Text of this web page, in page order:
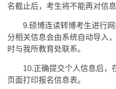
名截止后，考生将不能再对信息
9.硕博连读转博考生进行
分相关信息会由系统自动导入
时与我所教育处联系。
10.正确提交个人信息后，
页面打印报名信息表。